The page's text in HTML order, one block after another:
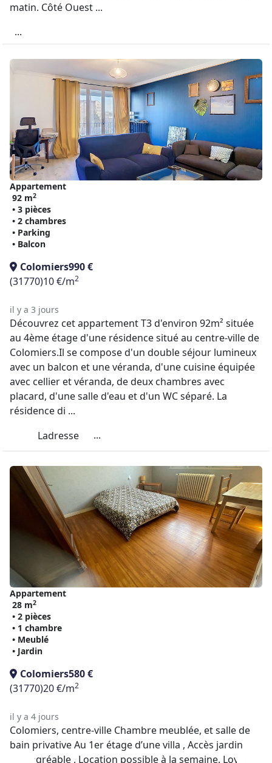
matin. Côté Ouest ...
...
Appartement
92 m2
• 3 pièces
• 2 chambres
• Parking
• Balcon
Colomiers990 €
(31770)10 €/m2
il y a 3 jours
Découvrez cet appartement T3 d'environ 92m² située
au 4ème étage d'une résidence situé au centre-ville de
Colomiers.Il se compose d'un double séjour lumineux
avec un balcon et une véranda, d'une cuisine équipée
avec cellier et véranda, de deux chambres avec
placard, d'une salle d'eau et d'un WC séparé. La
résidence di ...
Ladresse
...
Appartement
28 m2
• 2 pièces
• 1 chambre
• Meublé
• Jardin
Colomiers580 €
(31770)20 €/m2
il y a 4 jours
Colomiers, centre-ville Chambre meublée, et salle de
bain privative Au 1er étage d’une villa , Accès jardin
très agréable , Location possible à la semaine. Loyer